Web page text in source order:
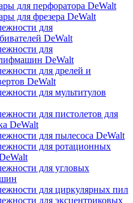
для перфоратора DeWalt
для фрезера DeWalt
для
DeWalt
для
DeWalt
для дрелей и
DeWalt
для мультитулов
для пистолетов для
DeWalt
для пылесоса DeWalt
для ротационных
для угловых
для циркулярных пил
для эксцентриковых